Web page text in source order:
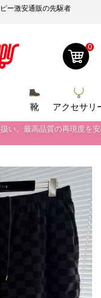
ー激安通販の先駆者
0
靴
アクセサリ
い。最高品質の再現度を
お得な割引をご利用いただ
ッグ最新モデルが登場。